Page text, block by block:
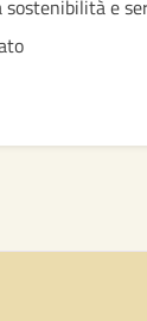
sostenibilità e